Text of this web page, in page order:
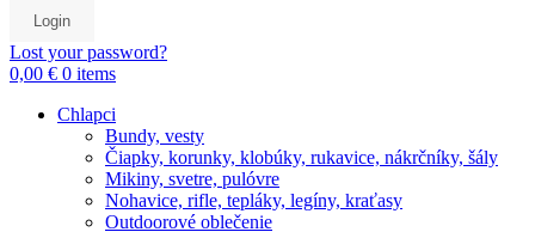
Login
Lost your password?
0,00 € 0 items
Chlapci
Bundy, vesty
Čiapky, korunky, klobúky, rukavice, nákrčníky, šály
Mikiny, svetre, pulóvre
Nohavice, rifle, tepláky, legíny, kraťasy
Outdoorové oblečenie